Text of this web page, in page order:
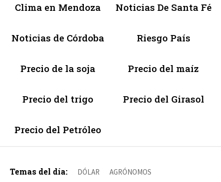
Clima en Mendoza Noticias De Santa Fé
Noticias de Córdoba Riesgo País
Precio de la soja Precio del maíz
Precio del trigo Precio del Girasol
Precio del Petróleo
Temas del día: DÓLAR AGRÓNOMOS